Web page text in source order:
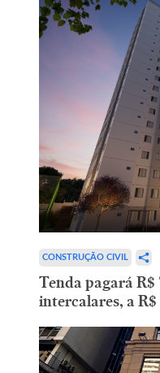
CONSTRUÇÃO CIVIL
Tenda pagará R$
intercalares, a